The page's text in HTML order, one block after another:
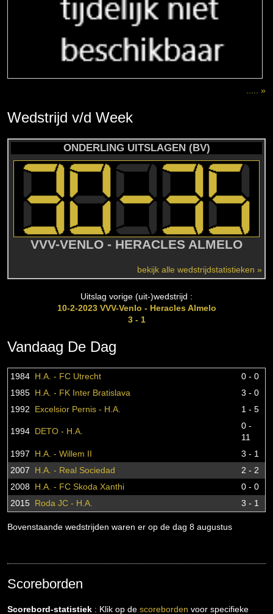
..... »
Wedstrijd v/d Week
ONDERLING UITSLAGEN (BV)
VVV-VENLO - HERACLES ALMELO
bekijk alle wedstrijdstatistieken »
Uitslag vorige (uit-)wedstrijd :
10-2-2023 VVV-Venlo - Heracles Almelo
3 - 1
Vandaag De Dag
1984 H.A. - FC Utrecht
0 - 0
1985 H.A. - FK Inter Bratislava
3 - 0
1992
Excelsior Pernis - H.A. 1 - 5
1994 DETO - H.A.
0 -
11
1997
H.A. - Willem II
3 - 1
2007
H.A. - Real Sociedad
2 - 2
2008 H.A. - FC Skoda Xanthi
0 - 0
2015 Roda JC - H.A. 3 - 1
Bovenstaande wedstrijden waren er op de dag 8 augustus
Scoreborden
Scorebord-statistiek : Klik op de scoreborden voor specifieke